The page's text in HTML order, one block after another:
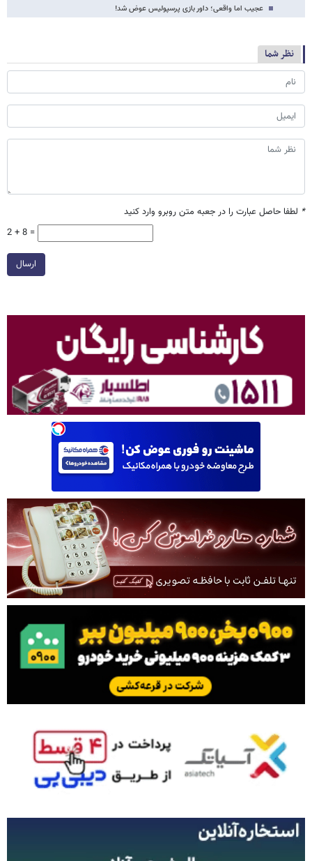
عجیب اما واقعی؛ داور بازی پرسپولیس عوض شد!
نظر شما
* لطفا حاصل عبارت را در جعبه متن روبرو وارد کنید
2 + 8 =
ارسال